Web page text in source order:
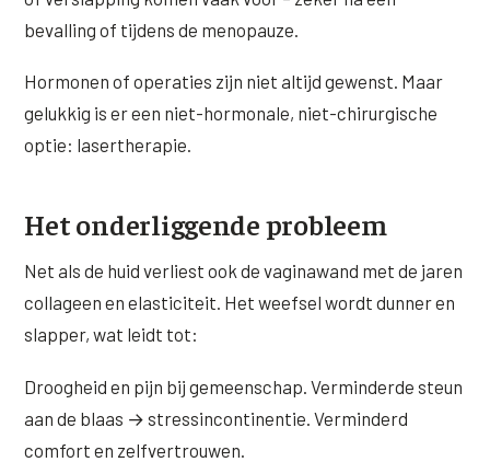
Kaaklijn
Hals
Hyperpigmentatie
Overmatig zweten
Kaalheid en haarverlies
Saypha Volume Plus
Sculptra (collageen aanmaak)
Silhouette Soft
HUID & AANVULLEND
Peeling
Plexr Soft Surgery
PRP-behandeling
RRS HA Eyes
Volume Verlies Profiel
Atletisch verouderings profiel
Digitale Nek Profiel
bevalling of tijdens de menopauze.
Hormonen of operaties zijn niet altijd gewenst. Maar
gelukkig is er een niet-hormonale, niet-chirurgische
optie: lasertherapie.
Het onderliggende probleem
Net als de huid verliest ook de vaginawand met de jaren
collageen en elasticiteit. Het weefsel wordt dunner en
slapper, wat leidt tot:
Droogheid en pijn bij gemeenschap. Verminderde steun
aan de blaas → stressincontinentie. Verminderd
comfort en zelfvertrouwen.